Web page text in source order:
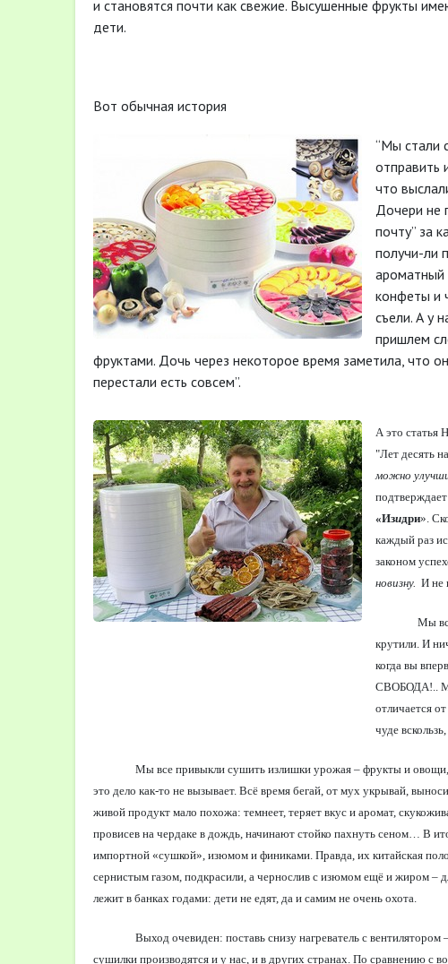
и становятся почти как свежие. Высушенные фрукты
дети.
Вот обычная история
“Мы стали
отправить
что
Дочери не
почту” за
получи-ли
ароматный
конфеты и
съели. А у
пришлем
фруктами. Дочь через некоторое время заметила, что
перестали есть совсем”.
А это статья
"Лет десять
можно
«Изидри».
каждый раз
законом
новизну. И не
Мы
крутили. И
когда вы
СВОБОДА!..
отличается
чуде
Мы все привыкли сушить излишки урожая – фрукты и
это дело как-то не вызывает. Всё время бегай, от мух укрывай,
живой продукт мало похожа: темнеет, теряет вкус и аромат,
провисев на чердаке в дождь, начинают стойко пахнуть сеном… В
импортной «сушкой», изюмом и финиками. Правда, их китайская
сернистым газом, подкрасили, а чернослив с изюмом ещё и жиром –
лежит в банках годами: дети не едят, да и самим не очень охота.
Выход очевиден: поставь снизу нагреватель с вентилятором
сушилки производятся и у нас, и в других странах. По сравнению с